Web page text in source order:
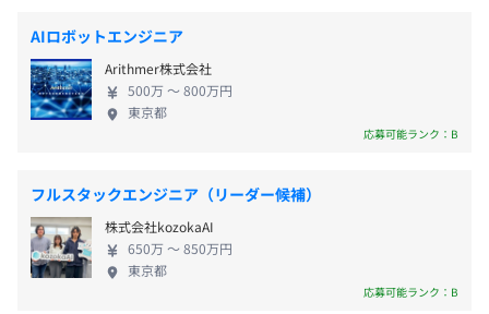
も取り入れています。
【研修の一例】
■内定者研修
■分野別研修
■社員主体の資格取得勉強会
■テクニカル研修（Java、ネットワークなど）
■ヒューマンスキル研修
■役割手当（5,000円～15,000円）
■借上げ社宅制度（自己負担30,000円／規定あり）
◎昨年度実績：4カ月分
AIロボットエンジニア
Arithmer株式会社
500万 〜 800万円
東京都
応募可能ランク：B
フルスタックエンジニア（リーダー候補）
株式会社kozokaAI
650万 〜 850万円
東京都
応募可能ランク：B